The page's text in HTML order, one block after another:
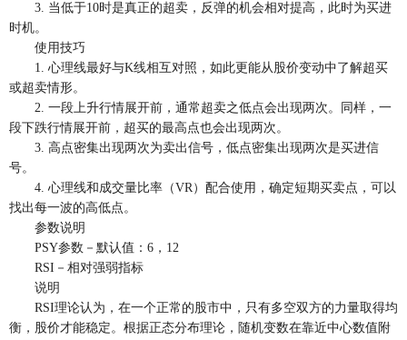
3. 当低于10时是真正的超卖，反弹的机会相对提高，此时为买进
时机。
使用技巧
1. 心理线最好与K线相互对照，如此更能从股价变动中了解超买
或超卖情形。
2. 一段上升行情展开前，通常超卖之低点会出现两次。同样，一
段下跌行情展开前，超买的最高点也会出现两次。
3. 高点密集出现两次为卖出信号，低点密集出现两次是买进信
号。
4. 心理线和成交量比率（VR）配合使用，确定短期买卖点，可以
找出每一波的高低点。
参数说明
PSY参数－默认值：6，12
RSI－相对强弱指标
说明
RSI理论认为，在一个正常的股市中，只有多空双方的力量取得均
衡，股价才能稳定。根据正态分布理论，随机变数在靠近中心数值附